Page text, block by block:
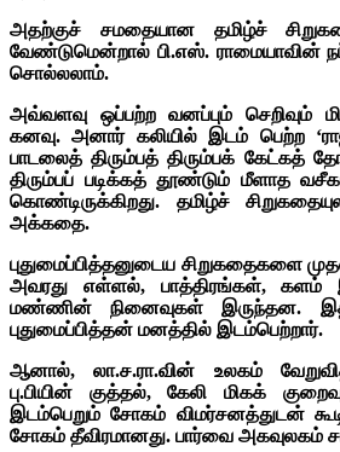
அதற்குச் சமதையான தமிழ்ச்
வேண்டுமென்றால் பி.எஸ். ராமையாவின்
சொல்லலாம்.
அவ்வளவு ஒப்பற்ற வனப்பும் செறிவும்
கனவு. அனார் கலியில் இடம் பெற்ற
பாடலைத் திரும்பத் திரும்பக் கேட்கத்
திரும்பப் படிக்கத் தூண்டும் மீளாத
கொண்டிருக்கிறது. தமிழ்ச்
அக்கதை.
புதுமைப்பித்தனுடைய சிறுகதைகளை
அவரது எள்ளல், பாத்திரங்கள், களம்
மண்ணின் நினைவுகள் இருந்தன.
புதுமைப்பித்தன் மனத்தில் இடம்பெற்றார்.
ஆனால், லா.ச.ரா.வின் உலகம்
பு.பியின் குத்தல், கேலி மிகக்
இடம்பெறும் சோகம் விமர்சனத்துடன்
சோகம் தீவிரமானது. பார்வை அகவுலகம்